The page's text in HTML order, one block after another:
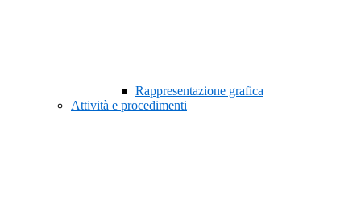
Rappresentazione grafica
Attività e procedimenti